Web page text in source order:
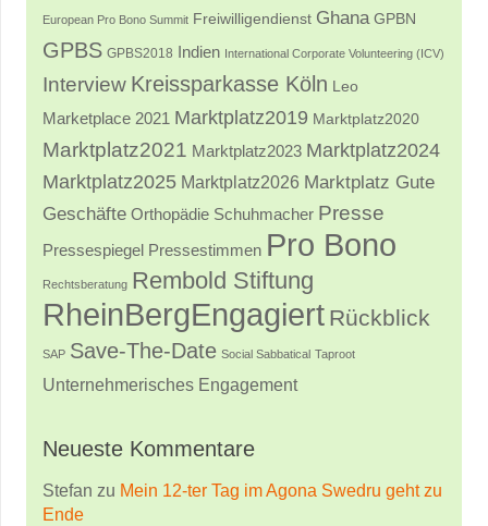
European Pro Bono Summit Freiwilligendienst Ghana GPBN
GPBS GPBS2018 Indien International Corporate Volunteering (ICV)
Interview Kreissparkasse Köln Leo
Marketplace 2021 Marktplatz2019 Marktplatz2020
Marktplatz2021 Marktplatz2023 Marktplatz2024
Marktplatz2025 Marktplatz2026 Marktplatz Gute
Geschäfte Orthopädie Schuhmacher Presse
Pressespiegel Pressestimmen Pro Bono
Rechtsberatung Rembold Stiftung
RheinBergEngagiert Rückblick
SAP Save-The-Date Social Sabbatical Taproot
Unternehmerisches Engagement
Neueste Kommentare
Stefan zu Mein 12-ter Tag im Agona Swedru geht zu
Ende